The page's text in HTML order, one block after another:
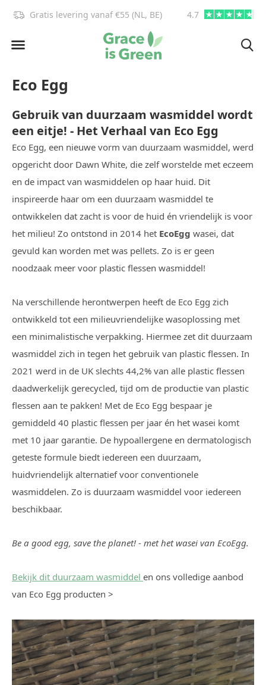
info@graceisgreen.com Op werkdagen voor 16:00
4.7
Eco Egg
Gebruik van duurzaam wasmiddel wordt
een eitje! - Het Verhaal van Eco Egg
Eco Egg, een nieuwe vorm van duurzaam wasmiddel, werd
opgericht door Dawn White, die zelf worstelde met eczeem
en de impact van wasmiddelen op haar huid. Dit
inspireerde haar om een duurzaam wasmiddel te
ontwikkelen dat zacht is voor de huid én vriendelijk is voor
het milieu! Zo ontstond in 2014 het EcoEgg wasei, dat
gevuld kan worden met was pellets. Zo is er geen
noodzaak meer voor plastic flessen wasmiddel!
Na verschillende herontwerpen heeft de Eco Egg zich
ontwikkeld tot een milieuvriendelijke wasoplossing met
een minimalistische verpakking. Hiermee zet dit duurzaam
wasmiddel zich in tegen het gebruik van plastic flessen. In
2021 werd in de UK slechts 44,2% van alle plastic flessen
daadwerkelijk gerecycled, tijd om de productie van plastic
flessen aan te pakken! Met de Eco Egg bespaar je
gemiddeld 40 plastic flessen per jaar én het wasei komt
met 10 jaar garantie. De hypoallergene en dermatologisch
geteste formule biedt iedereen een duurzaam,
huidvriendelijk alternatief voor conventionele
wasmiddelen. Zo is duurzaam wasmiddel voor iedereen
beschikbaar.
Be a good egg, save the planet! - met het wasei van EcoEgg.
Bekijk dit duurzaam wasmiddel en ons volledige aanbod
van Eco Egg producten >